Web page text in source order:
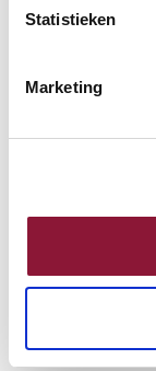
Statistieken
Marketing
Aantal:
Op zoek naar
direct een offerte
Offerte